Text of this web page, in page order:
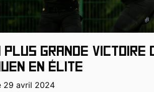
plus grande victoire
en élite
29 avril 2024